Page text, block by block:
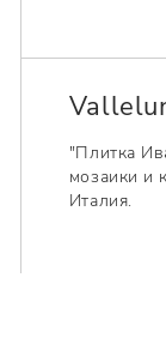
"Плитка
мозаики и
Италия.